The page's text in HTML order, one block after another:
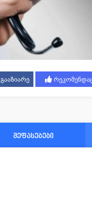
გააზიარე
შეფასებები